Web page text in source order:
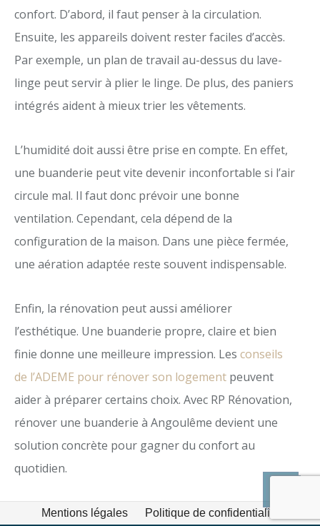
confort. D’abord, il faut penser à la circulation.
Ensuite, les appareils doivent rester faciles d’accès.
Par exemple, un plan de travail au-dessus du lave-
linge peut servir à plier le linge. De plus, des paniers
intégrés aident à mieux trier les vêtements.
L’humidité doit aussi être prise en compte. En effet,
une buanderie peut vite devenir inconfortable si l’air
circule mal. Il faut donc prévoir une bonne
ventilation. Cependant, cela dépend de la
configuration de la maison. Dans une pièce fermée,
une aération adaptée reste souvent indispensable.
Enfin, la rénovation peut aussi améliorer
l’esthétique. Une buanderie propre, claire et bien
finie donne une meilleure impression. Les conseils
de l’ADEME pour rénover son logement peuvent
aider à préparer certains choix. Avec RP Rénovation,
rénover une buanderie à Angoulême devient une
solution concrète pour gagner du confort au
quotidien.
Mentions légales Politique de confidentialité